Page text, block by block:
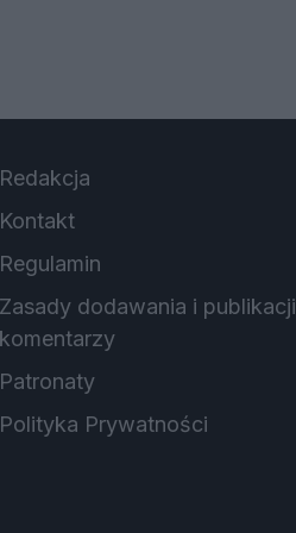
Redakcja
Kontakt
Regulamin
Zasady dodawania i publikacji
komentarzy
Patronaty
Polityka Prywatności